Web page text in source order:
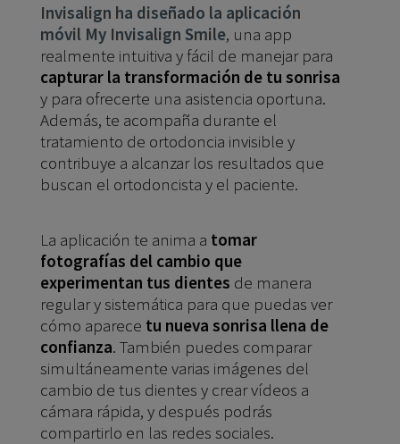
Invisalign ha diseñado la aplicación
móvil My Invisalign Smile, una app
realmente intuitiva y fácil de manejar para
capturar la transformación de tu sonrisa
y para ofrecerte una asistencia oportuna.
Además, te acompaña durante el
tratamiento de ortodoncia invisible y
contribuye a alcanzar los resultados que
buscan el ortodoncista y el paciente.
La aplicación te anima a tomar
fotografías del cambio que
experimentan tus dientes de manera
regular y sistemática para que puedas ver
cómo aparece tu nueva sonrisa llena de
confianza. También puedes comparar
simultáneamente varias imágenes del
cambio de tus dientes y crear vídeos a
cámara rápida, y después podrás
compartirlo en las redes sociales.